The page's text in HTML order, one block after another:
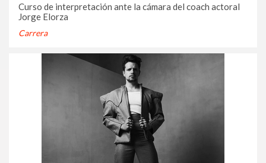
Curso de interpretación ante la cámara del coach actoral
Jorge Elorza
Carrera